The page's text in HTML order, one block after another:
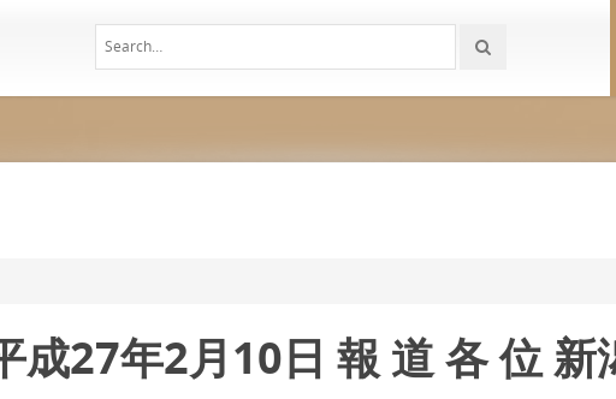
成27年2月10日 報 道 各 位